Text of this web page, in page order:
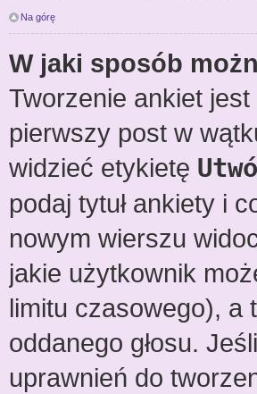
Na górę
W jaki sposób
Tworzenie ankiet
pierwszy post w
widzieć etykietę
podaj tytuł ankiety i
nowym wierszu
jakie użytkownik
limitu czasowego), a
oddanego głosu.
uprawnień do